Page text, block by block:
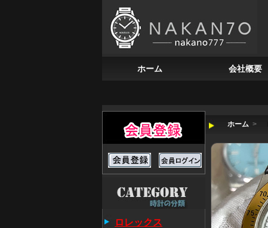
ホーム 会社概要
ロレックス
ホーム >